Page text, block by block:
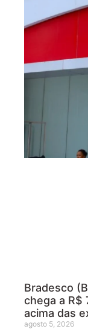
Bradesco
chega a R$
acima das
agosto 5, 2026